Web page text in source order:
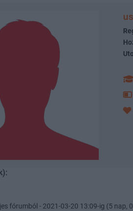
fórumból - 2021-03-20 13:09-ig (5 nap,